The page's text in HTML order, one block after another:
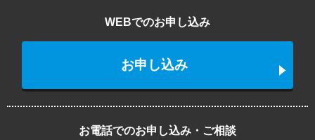
WEBでのお申し込み
お申し込み
お電話でのお申し込み・ご相談